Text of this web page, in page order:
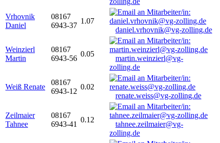
Vrhovnik
Daniel
08167
6943-37
1.07
daniel.vrhovnik@vg-zolling.de
Weinzierl
Martin
08167
6943-56
0.05
martin.weinzierl@vg-
zolling.de
Weiß Renate
08167
6943-12
0.02
renate.weiss@vg-zolling.de
Zeilmaier
Tahnee
08167
6943-41
0.12
tahnee.zeilmaier@vg-
zolling.de